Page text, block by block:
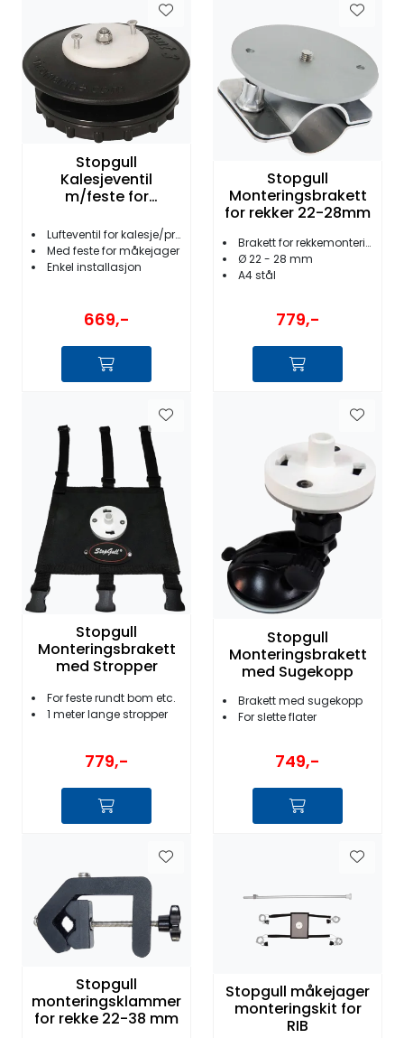
Stopgull
Kalesjeventil
m/feste for
Lufteventil for kalesje/presenning
Med feste for måkejager
Enkel installasjon
669,-
Stopgull
Monteringsbrakett
for rekker 22-28mm
Brakett for rekkemontering
Ø 22 - 28 mm
A4 stål
779,-
Stopgull
Monteringsbrakett
med Stropper
For feste rundt bom etc.
1 meter lange stropper
779,-
Stopgull
Monteringsbrakett
med Sugekopp
Brakett med sugekopp
For slette flater
749,-
Stopgull
monteringsklammer
for rekke 22-38 mm
Stopgull måkejager
monteringskit for
RIB
Nyheter